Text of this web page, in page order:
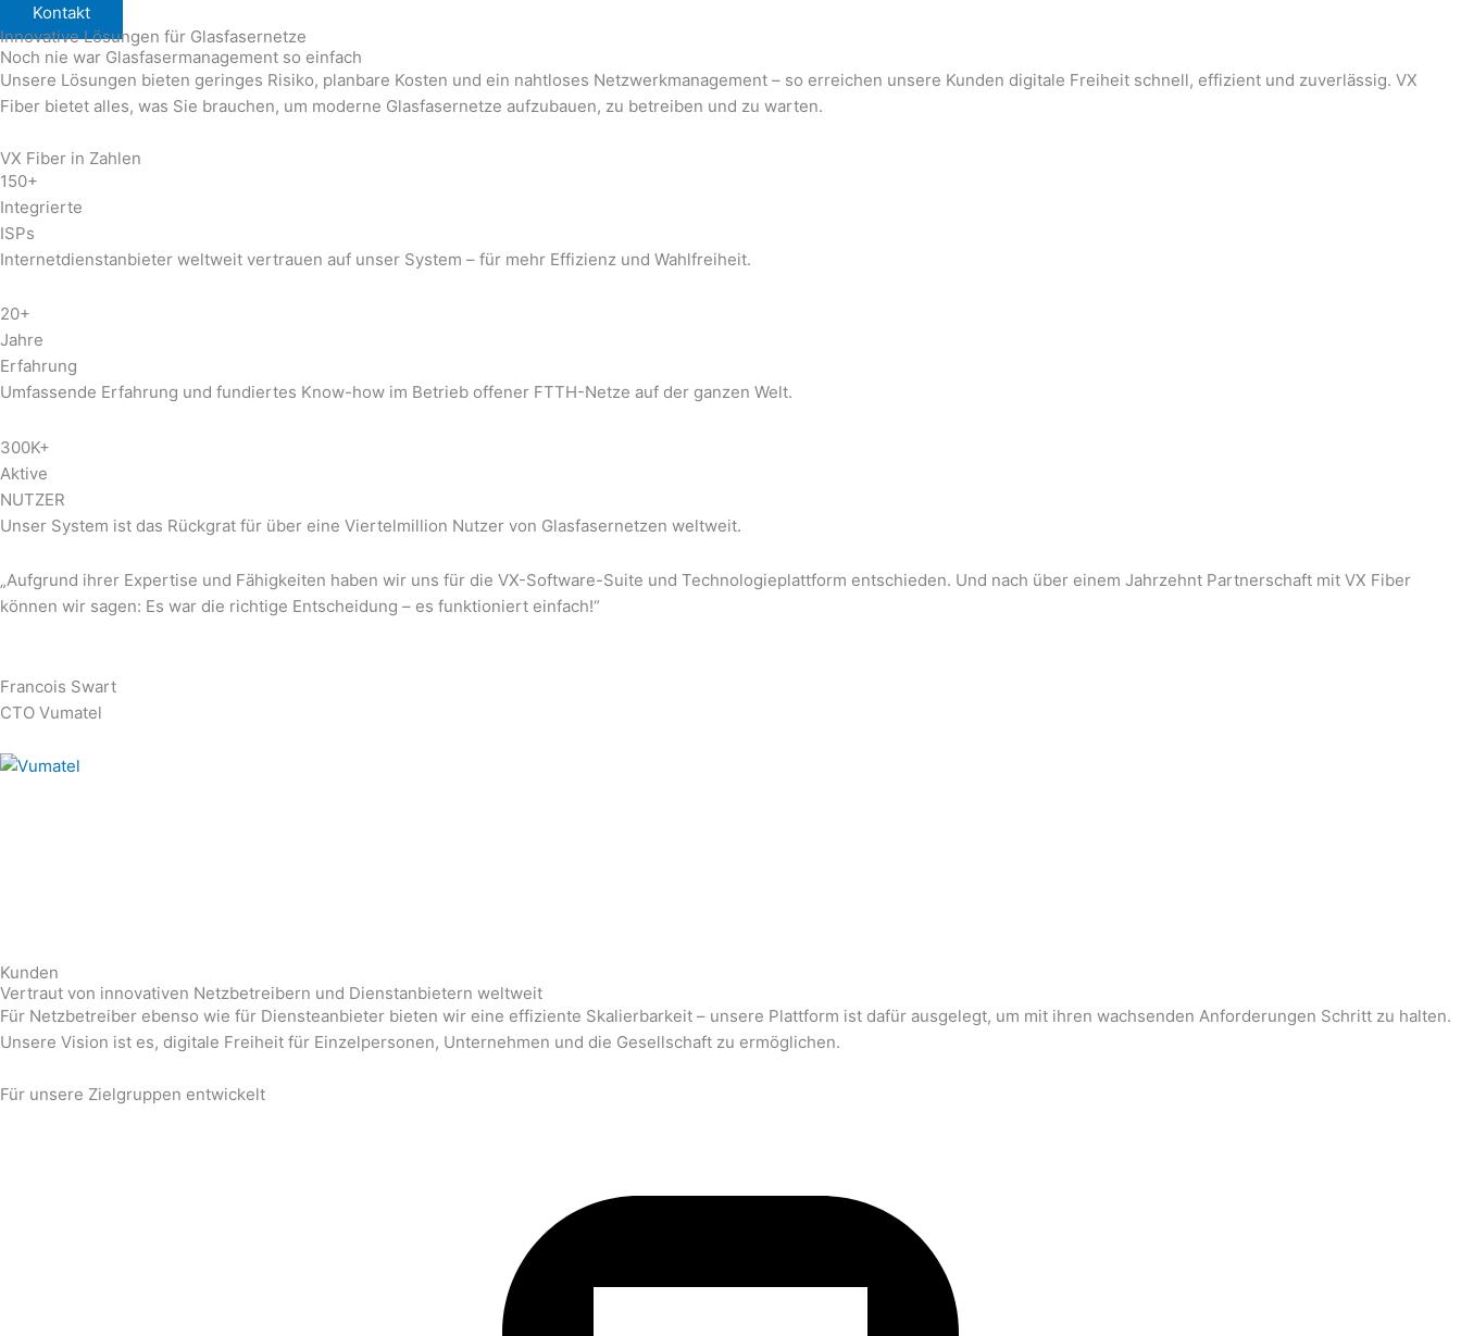
Kontakt
Innovative Lösungen für Glasfasernetze
Noch nie war Glasfasermanagement so einfach
Unsere Lösungen bieten geringes Risiko, planbare Kosten und ein nahtloses Netzwerkmanagement – so erreichen unsere Kunden digitale Freiheit schnell, effizient und zuverlässig. VX
Fiber bietet alles, was Sie brauchen, um moderne Glasfasernetze aufzubauen, zu betreiben und zu warten.
VX Fiber in Zahlen​
150+
Integrierte
ISPs
Internetdienstanbieter weltweit vertrauen auf unser System – für mehr Effizienz und Wahlfreiheit.
20+
Jahre
Erfahrung
Umfassende Erfahrung und fundiertes Know-how im Betrieb offener FTTH-Netze auf der ganzen Welt.
300K+
Aktive
NUTZER
Unser System ist das Rückgrat für über eine Viertelmillion Nutzer von Glasfasernetzen weltweit.
„Aufgrund ihrer Expertise und Fähigkeiten haben wir uns für die VX-Software-Suite und Technologieplattform entschieden. Und nach über einem Jahrzehnt Partnerschaft mit VX Fiber
können wir sagen: Es war die richtige Entscheidung – es funktioniert einfach!“
Francois Swart
CTO Vumatel
Kunden
Vertraut von innovativen Netzbetreibern und Dienstanbietern weltweit
Für Netzbetreiber ebenso wie für Diensteanbieter bieten wir eine effiziente Skalierbarkeit – unsere Plattform ist dafür ausgelegt, um mit ihren wachsenden Anforderungen Schritt zu halten.
Unsere Vision ist es, digitale Freiheit für Einzelpersonen, Unternehmen und die Gesellschaft zu ermöglichen.
Für unsere Zielgruppen entwickelt